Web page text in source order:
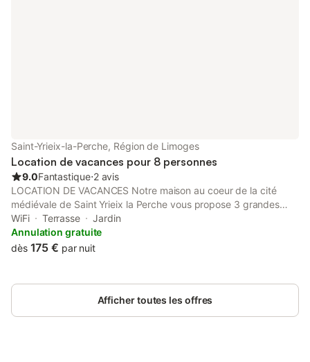
Saint-Yrieix-la-Perche, Région de Limoges
Location de vacances pour 8 personnes
9.0Fantastique⋅2 avis
LOCATION DE VACANCES Notre maison au coeur de la cité
médiévale de Saint Yrieix la Perche vous propose 3 grandes
chambres, pouvant accueillir confortablement jusqu'à 8
personnes. Il est adapté aux couples et aux familles. Nous
avons un joli jardin dans la cour et une terrasse sur le toit
pouvez vous promener facilement aux magasins, restaurants,
parcs, lacs et marchés de la ville à proximité. N'hésitez pas à
nous contacter si vous avez des questions concernant les
WiFi Terrasse
Jardin
Annulation gratuite
dès 175 € par nuit
Afficher toutes les offres